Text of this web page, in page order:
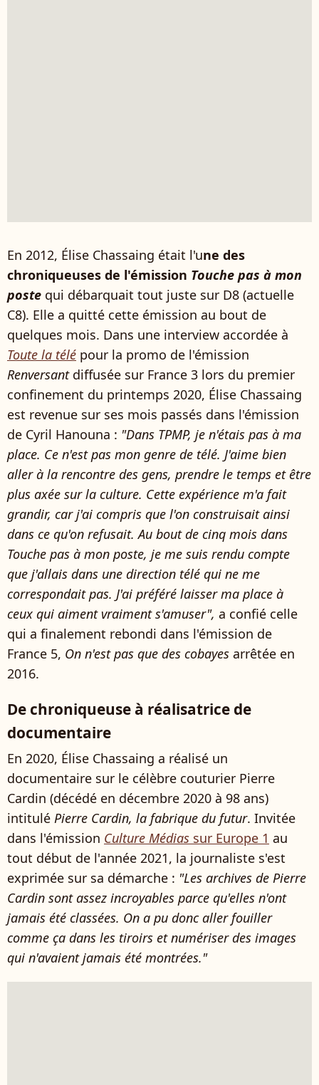
En 2012, Élise Chassaing était l'une des
chroniqueuses de l'émission Touche pas à mon
poste qui débarquait tout juste sur D8 (actuelle
C8). Elle a quitté cette émission au bout de
quelques mois. Dans une interview accordée à
Toute la télé pour la promo de l'émission
Renversantdiffusée sur France 3 lors du premier
confinement du printemps 2020, Élise Chassaing
est revenue sur ses mois passés dans l'émission
de Cyril Hanouna : "Dans TPMP, je n'étais pas à ma
place. Ce n'est pas mon genre de télé. J'aime bien
aller à la rencontre des gens, prendre le temps et être
plus axée sur la culture. Cette expérience m'a fait
grandir, car j'ai compris que l'on construisait ainsi
dans ce qu'on refusait. Au bout de cinq mois dans
Touche pas à mon poste, je me suis rendu compte
que j'allais dans une direction télé qui ne me
correspondait pas. J'ai préféré laisser ma place à
ceux qui aiment vraiment s'amuser", a confié celle
qui a finalement rebondi dans l'émission de
France 5, On n'est pas que des cobayes arrêtée en
2016.
De chroniqueuse à réalisatrice de
documentaire
En 2020, Élise Chassaing a réalisé un
documentaire sur le célèbre couturier Pierre
Cardin (décédé en décembre 2020 à 98 ans)
intitulé Pierre Cardin, la fabrique du futur. Invitée
dans l'émission Culture Médias sur Europe 1 au
tout début de l'année 2021, la journaliste s'est
exprimée sur sa démarche : "Les archives de Pierre
Cardin sont assez incroyables parce qu'elles n'ont
jamais été classées. On a pu donc aller fouiller
comme ça dans les tiroirs et numériser des images
qui n'avaient jamais été montrées."